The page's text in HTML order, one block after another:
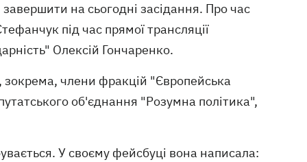
на сьогодні засідання. Про час
під час прямої трансляції
Олексій Гончаренко.
зокрема, члени фракцій "Європейська
об'єднання "Розумна політика",
У своєму фейсбуці вона написала: